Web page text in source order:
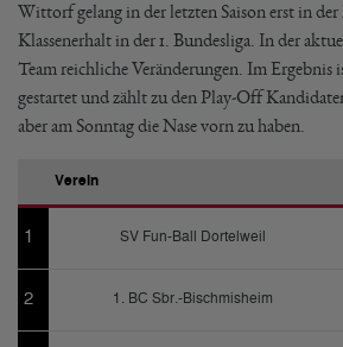
Wittorf gelang in der letzten Saison erst in
Klassenerhalt in der 1. Bundesliga. In der
Team reichliche Veränderungen. Im Ergebnis
gestartet und zählt zu den Play-Off
aber am Sonntag die Nase vorn zu haben.
Verein
1 SV Fun-Ball Dortelweil
2 1. BC Sbr.-Bischmisheim